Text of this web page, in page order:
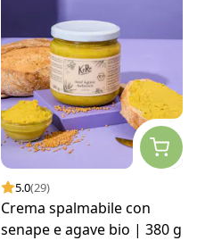
5.0(29)
Crema spalmabile con
senape e agave bio | 380 g